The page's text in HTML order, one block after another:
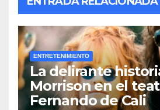
ENTRETENIMIENTO
La delirante
Morrison en el
Fernando de Cali